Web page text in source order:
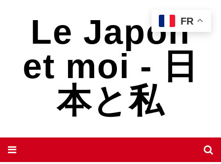
Le Japon
et moi - 日
本と私
FR